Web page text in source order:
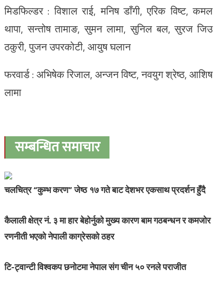
मिडफिल्डर : विशाल राई, मनिष डाँगी, एरिक विष्ट, कमल
थापा, सन्तोष तामाङ, सुमन लामा, सुनिल बल, सुरज जिउ
ठकुरी, पुजन उपरकोटी, आयुष घलान
फरवार्ड : अभिषेक रिजाल, अन्जन विष्ट, नवयुग श्रेष्ठ, आशिष
लामा
सम्बन्धित समाचार
चलचित्र “कुम्भ करण” जेष्ठ १७ गते बाट देशभर एकसाथ प्रदर्शन हुँदै
कैलाली क्षेत्र नं. ३ मा हार बेहोर्नुको मुख्य कारण बाम गठबन्धन र कमजोर
रणनीती भएको नेपाली काग्रेसको ठहर
टि-ट्वान्टी विश्वकप छनोटमा नेपाल संग चीन ५० रनले पराजीत